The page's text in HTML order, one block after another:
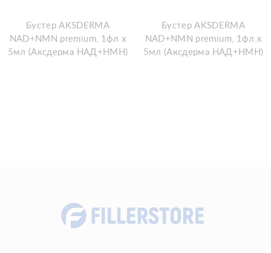
Бустер AKSDERMA
NAD+NMN premium, 1фл х
5мл (Аксдерма НАД+НМН)
Бустер AKSDERMA
NAD+NMN premium, 1фл х
5мл (Аксдерма НАД+НМН)